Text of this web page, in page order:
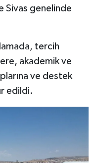
Sivas genelinde
tercih
akademik ve
ve destek
edildi.